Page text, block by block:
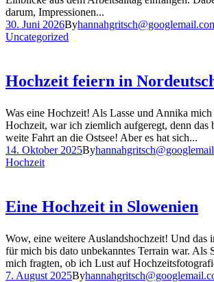
darum, Impressionen...
30. Juni 2026By
Uncategorized
Hochzeit feiern in
Was eine Hochzeit! Als Lasse und Annika
Hochzeit, war ich ziemlich aufgeregt, denn das
weite Fahrt an die Ostsee! Aber es hat sich...
14. Oktober 2025By
Hochzeit
Eine Hochzeit in Slowenien
Wow, eine weitere Auslandshochzeit! Und das
für mich bis dato unbekanntes Terrain war. Als
mich fragten, ob ich Lust auf
7. August 2025By